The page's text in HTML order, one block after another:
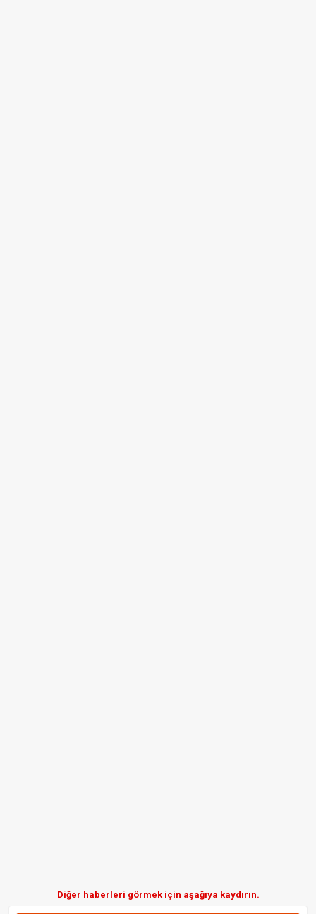
Diğer haberleri görmek için aşağıya kaydırın.